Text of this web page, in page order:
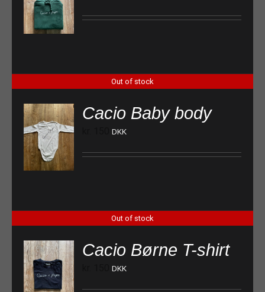
Out of stock
Cacio Baby body
DKK
Out of stock
Cacio Børne T-shirt
DKK